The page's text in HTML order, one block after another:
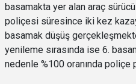
basamakta yer alan araç
poliçesi süresince iki kez
basamak düşüş
yenileme sırasında ise 6.
nedenle %100 oranında poliçe